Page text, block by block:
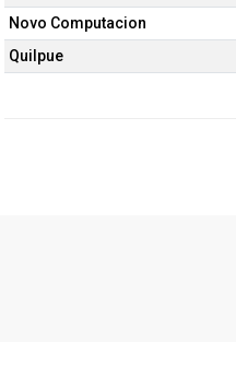
Novo Computacion
Quilpue